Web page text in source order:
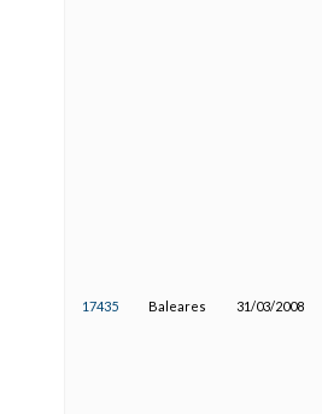
17435 Baleares 31/03/2008